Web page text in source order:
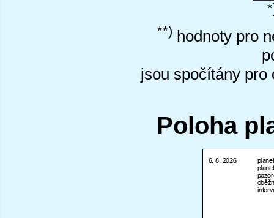
**) hodnoty pro
jsou spočítány pro
Poloha